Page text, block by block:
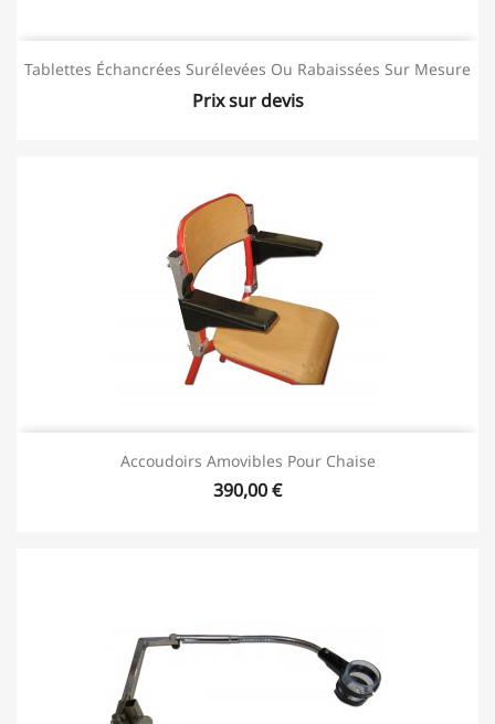
Tablettes Échancrées Surélevées Ou Rabaissées Sur Mesure
Prix sur devis
Accoudoirs Amovibles Pour Chaise
390,00 €